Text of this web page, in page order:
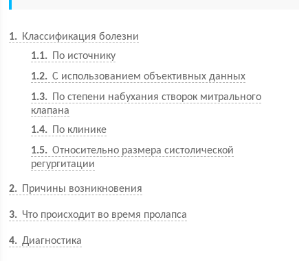
1
Классификация болезни
1.1
По источнику
1.2
С использованием объективных данных
1.3
По степени набухания створок митрального
клапана
1.4
По клинике
1.5
Относительно размера систолической
регургитации
2 Причины возникновения
3 Что происходит во время пролапса
4 Диагностика